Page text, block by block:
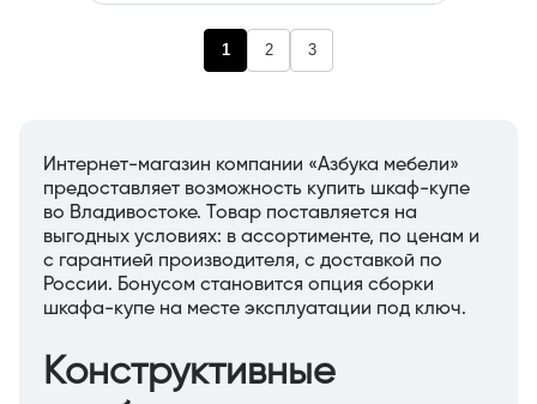
1 2 3
Интернет-магазин компании «Азбука мебели»
предоставляет возможность купить шкаф-купе
во Владивостоке. Товар поставляется на
выгодных условиях: в ассортименте, по ценам и
с гарантией производителя, с доставкой по
России. Бонусом становится опция сборки
шкафа-купе на месте эксплуатации под ключ.
Конструктивные